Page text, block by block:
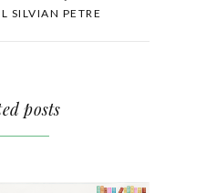
SILVIAN PETRE
posts